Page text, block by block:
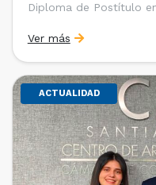
Diploma de Postítulo
Derecho Internacional
Universidad de Chile y
Ver más
ACTUALIDAD